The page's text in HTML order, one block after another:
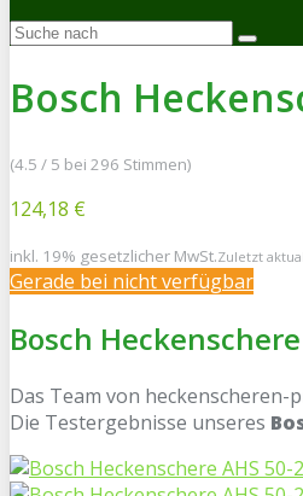
Bosch
(4.5 / 5 bei 296 Stimmen)
124,18 €
inkl. 19% gesetzlicher MwSt.Zuletzt
Gerade bei nicht verfügbar
Bosch
Das Team von heckenscheren-
Die Testergebnisse unseres